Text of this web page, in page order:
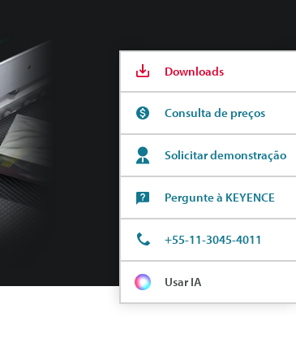
Downloads
Consulta de preços
Solicitar demonstração
Pergunte à KEYENCE
+55-11-3045-4011
Usar IA